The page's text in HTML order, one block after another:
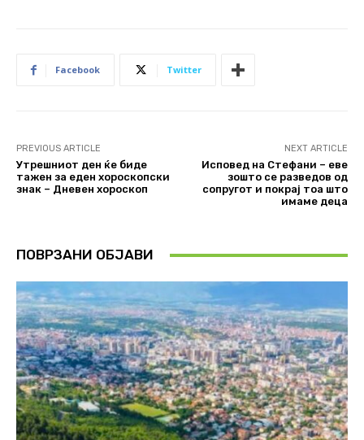
Facebook Twitter
PREVIOUS ARTICLE
Утрешниот ден ќе биде
тажен за еден хороскопски
знак – Дневен хороскоп
NEXT ARTICLE
Исповед на Стефани – еве
зошто се разведов од
сопругот и покрај тоа што
имаме деца
ПОВРЗАНИ ОБЈАВИ